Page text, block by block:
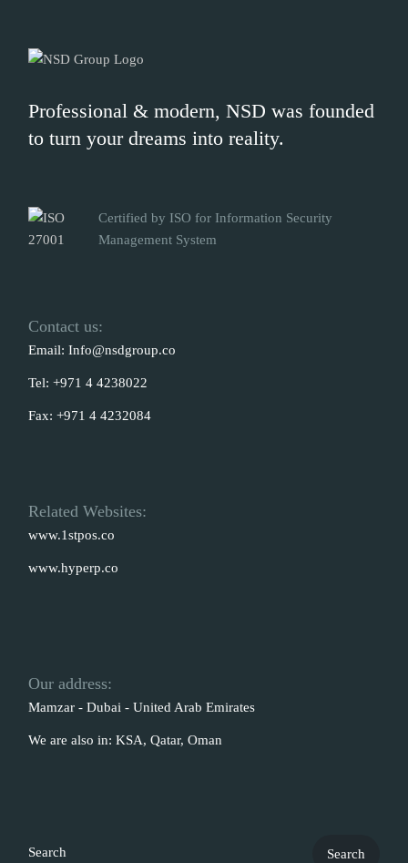
Professional & modern, NSD was founded
to turn your dreams into reality.
Certified by ISO for Information Security
Management System
Contact us:
Email:Info@nsdgroup.co
Tel:+971 4 4238022
Fax:+971 4 4232084
Related Websites:
www.1stpos.co
www.hyperp.co
Our address:
Mamzar - Dubai - United Arab Emirates
We are also in: KSA, Qatar, Oman
Search